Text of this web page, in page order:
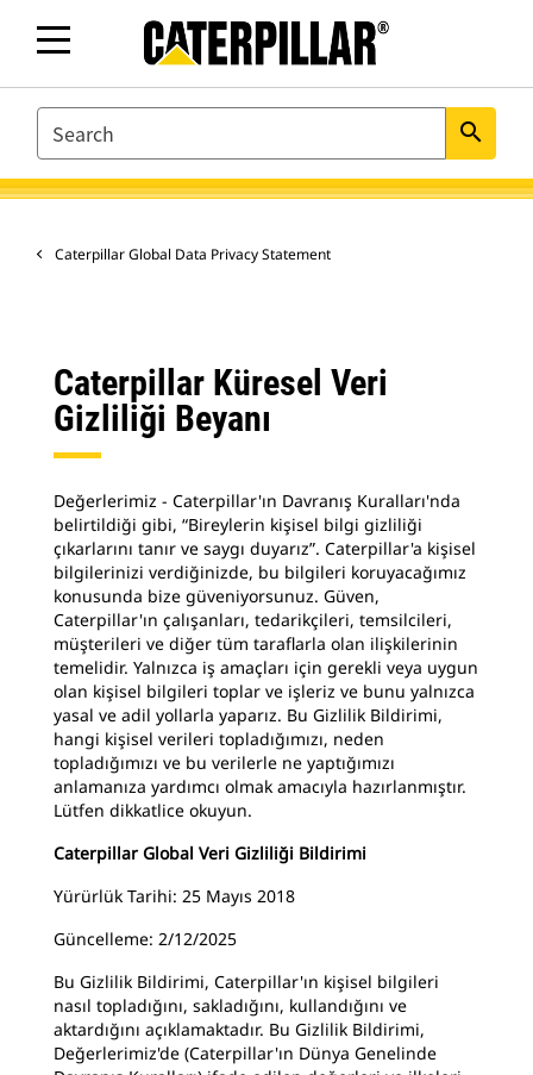
SEARCH search
Caterpillar Global Data Privacy Statement
Caterpillar Küresel Veri
Gizliliği Beyanı
Değerlerimiz - Caterpillar'ın Davranış Kuralları'nda
belirtildiği gibi, “Bireylerin kişisel bilgi gizliliği
çıkarlarını tanır ve saygı duyarız”. Caterpillar'a kişisel
bilgilerinizi verdiğinizde, bu bilgileri koruyacağımız
konusunda bize güveniyorsunuz. Güven,
Caterpillar'ın çalışanları, tedarikçileri, temsilcileri,
müşterileri ve diğer tüm taraflarla olan ilişkilerinin
temelidir. Yalnızca iş amaçları için gerekli veya uygun
olan kişisel bilgileri toplar ve işleriz ve bunu yalnızca
yasal ve adil yollarla yaparız. Bu Gizlilik Bildirimi,
hangi kişisel verileri topladığımızı, neden
topladığımızı ve bu verilerle ne yaptığımızı
anlamanıza yardımcı olmak amacıyla hazırlanmıştır.
Lütfen dikkatlice okuyun.
Caterpillar Global Veri Gizliliği Bildirimi
Yürürlük Tarihi: 25 Mayıs 2018
Güncelleme: 2/12/2025
Bu Gizlilik Bildirimi, Caterpillar'ın kişisel bilgileri
nasıl topladığını, sakladığını, kullandığını ve
aktardığını açıklamaktadır. Bu Gizlilik Bildirimi,
Değerlerimiz'de (Caterpillar'ın Dünya Genelinde